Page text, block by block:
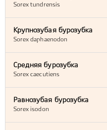
Sorex tundrensis
Крупнозубая бурозубка
Sorex daphaenodon
Средняя бурозубка
Sorex caecutiens
Равнозубая бурозубка
Sorex isodon